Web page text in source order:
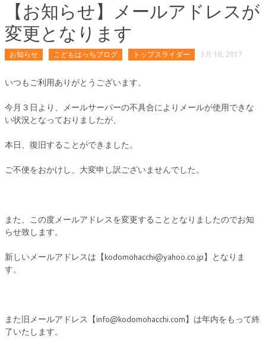
【お知らせ】メールアドレスが
変更となります
お知らせ こどもはっちブログ トップスライダー 3月 10, 2017
いつもご利用ありがとうございます。
今月３日より、メールサーバーの不具合によりメールが使用できな
い状況となっておりましたが、
本日、復旧することができました。
ご不便をおかけし、大変申し訳ございませんでした。
また、この度メールアドレスを変更することとなりましたのでお知
らせ致します。
新しいメールアドレスは【kodomohacchi@yahoo.co.jp】となりま
す。
また旧メールアドレス【info@kodomohacchi.com】は年内をもって終
了いたします。